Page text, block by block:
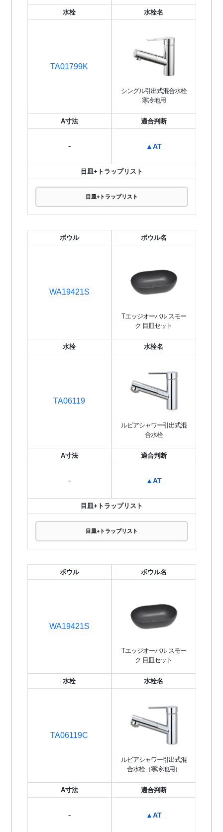
水栓
TA01799K
水栓名
シングル引出式混合水栓
寒冷地用
A寸法
-
適合判断
▲AT
目皿+トラップリスト
目皿+トラップリスト
ボウル
WA19421S
ボウル名
Tエッジオーバル スモー
ク 目皿セット
水栓
TA06119
水栓名
ルビアシャワー引出式混
合水栓
A寸法
-
適合判断
▲AT
目皿+トラップリスト
目皿+トラップリスト
ボウル
WA19421S
ボウル名
Tエッジオーバル スモー
ク 目皿セット
水栓
TA06119C
水栓名
ルビアシャワー引出式混
合水栓（寒冷地用）
A寸法
-
適合判断
▲AT